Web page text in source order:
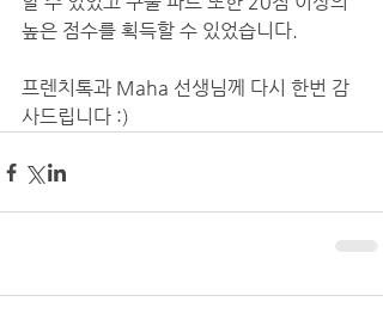
높은 점수를 획득할 수 있었습니다.
프렌치톡과 Maha 선생님께 다시 한번 감
사드립니다 :)